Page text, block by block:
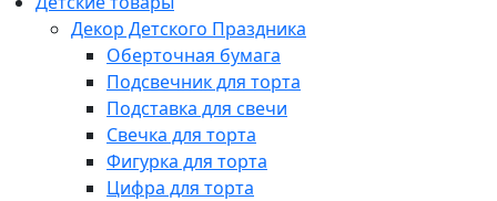
Декор Детского Праздника
Оберточная бумага
Подсвечник для торта
Подставка для свечи
Свечка для торта
Фигурка для торта
Цифра для торта